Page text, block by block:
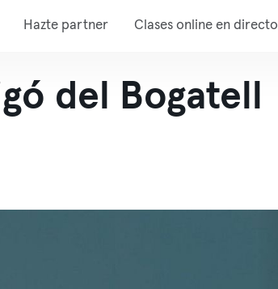
Hazte partner Clases online en directo
del Bogatell